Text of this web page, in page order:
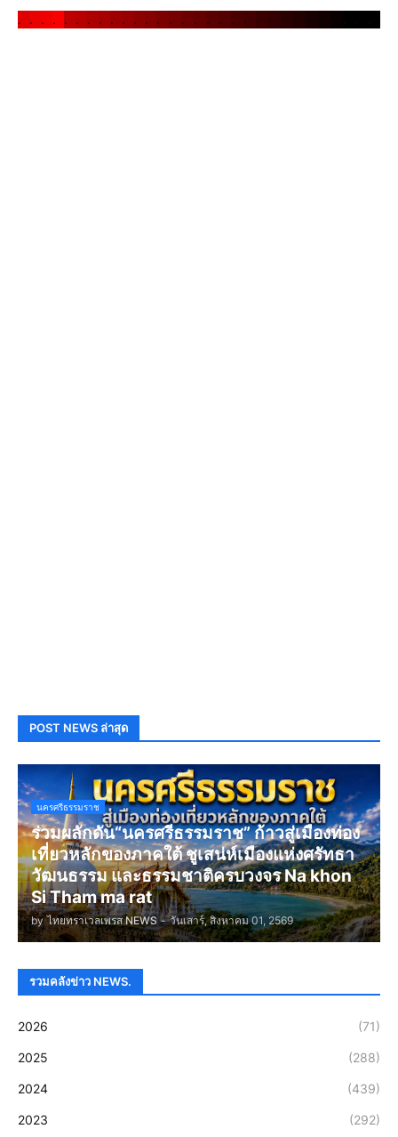
. . . . . . . . . . . . . . . . . . . . .
POST NEWS ล่าสุด
นครศรีธรรมราช
ร่วมผลักดัน“นครศรีธรรมราช” ก้าวสู่เมืองท่อง
เที่ยวหลักของภาคใต้ ชูเสน่ห์เมืองแห่งศรัทธา
วัฒนธรรม และธรรมชาติครบวงจร Na khon
Si Tham ma rat
by ไทยทราเวลเพรส NEWS - วันเสาร์, สิงหาคม 01, 2569
รวมคลังข่าว NEWS.
2026 (71)
2025 (288)
2024 (439)
2023 (292)